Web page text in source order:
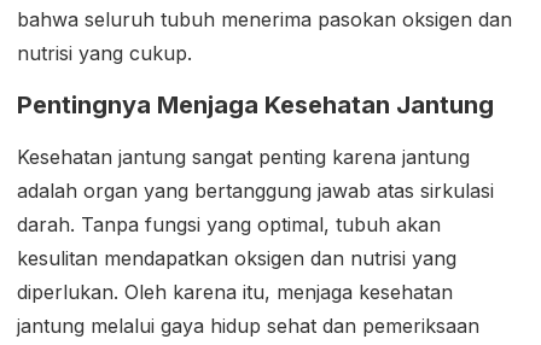
bahwa seluruh tubuh menerima pasokan oksigen dan
nutrisi yang cukup.
Pentingnya Menjaga Kesehatan Jantung
Kesehatan jantung sangat penting karena jantung
adalah organ yang bertanggung jawab atas sirkulasi
darah. Tanpa fungsi yang optimal, tubuh akan
kesulitan mendapatkan oksigen dan nutrisi yang
diperlukan. Oleh karena itu, menjaga kesehatan
jantung melalui gaya hidup sehat dan pemeriksaan